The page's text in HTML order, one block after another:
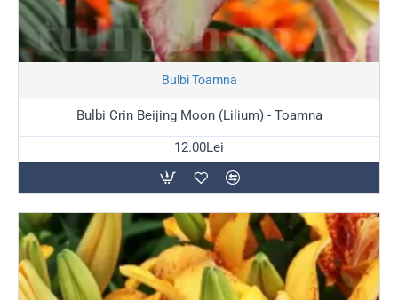
Bulbi Toamna
Bulbi Crin Beijing Moon (Lilium) - Toamna
12.00Lei